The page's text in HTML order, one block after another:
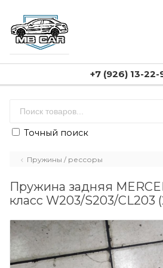
+7 (926) 13-22-
Точный поиск
Пружины / рессоры
Пружина задняя
класс W203/S203/CL203